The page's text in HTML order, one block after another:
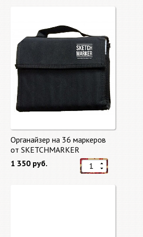
Органайзер на 36 маркеров
от SKETCHMARKER
1 350 руб.